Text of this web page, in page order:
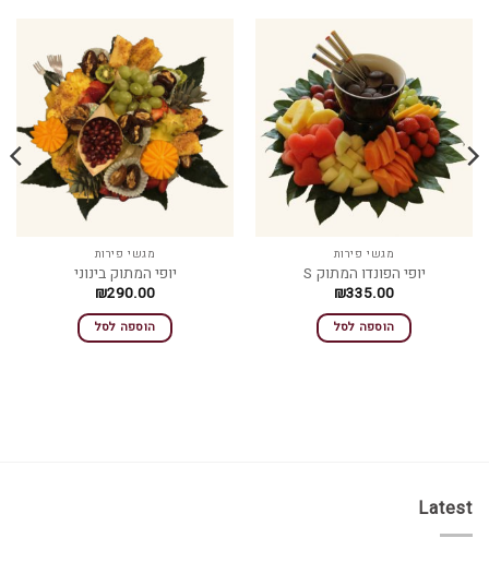
מגשי פירות
יופי הפונדו המתוק S
₪335.00
הוספה לסל
מגשי פירות
יופי המתוק בינוני
₪290.00
הוספה לסל
Latest